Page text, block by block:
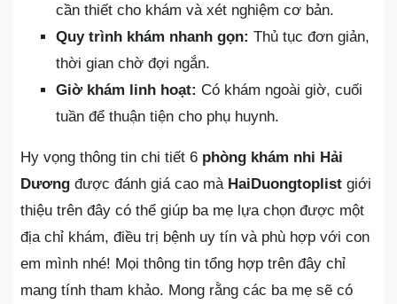
cần thiết cho khám và xét nghiệm cơ bản.
Quy trình khám nhanh gọn: Thủ tục đơn giản,
thời gian chờ đợi ngắn.
Giờ khám linh hoạt: Có khám ngoài giờ, cuối
tuần để thuận tiện cho phụ huynh.
Hy vọng thông tin chi tiết 6 phòng khám nhi Hải
Dương được đánh giá cao mà HaiDuongtoplist giới
thiệu trên đây có thể giúp ba mẹ lựa chọn được một
địa chỉ khám, điều trị bệnh uy tín và phù hợp với con
em mình nhé! Mọi thông tin tổng hợp trên đây chỉ
mang tính tham khảo. Mong rằng các ba mẹ sẽ có